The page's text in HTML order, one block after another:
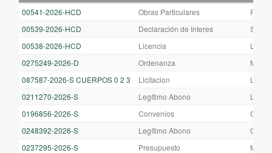
00541-2026-HCD Obras Particulares
00539-2026-HCD
Declaración de Interes
S/ SE
00538-2026-HCD
Licencia
0275249-2026-D
Ordenanza
087587-2026-S CUERPOS 0 2 3
Licitacion
0211270-2026-S
Legítimo Abono
0196856-2026-S
Convenios
0248392-2026-S
Legítimo Abono
0237295-2026-S
Presupuesto